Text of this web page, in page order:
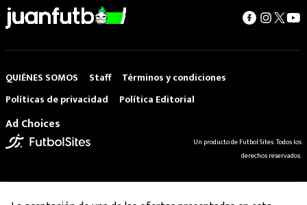
QUIÉNES SOMOS Staff
Términos y condiciones
Políticas de privacidad
Política Editorial
Ad Choices
Un producto de Futbol Sites. Todos los
derechos reservados.